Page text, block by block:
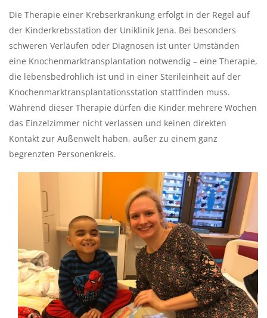
Die Therapie einer Krebserkrankung erfolgt in der Regel auf
der Kinderkrebsstation der Uniklinik Jena. Bei besonders
schweren Verläufen oder Diagnosen ist unter Umständen
eine Knochenmarktransplantation notwendig – eine Therapie,
die lebensbedrohlich ist und in einer Sterileinheit auf der
Knochenmarktransplantationsstation stattfinden muss.
Während dieser Therapie dürfen die Kinder mehrere Wochen
das Einzelzimmer nicht verlassen und keinen direkten
Kontakt zur Außenwelt haben, außer zu einem ganz
begrenzten Personenkreis.